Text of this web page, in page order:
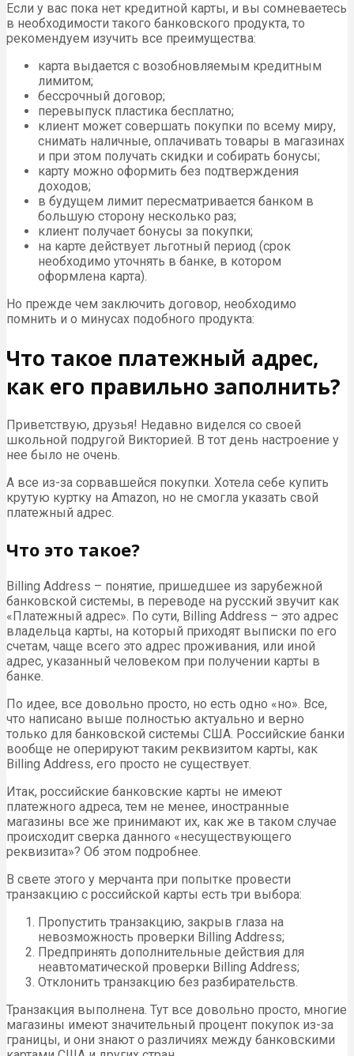
Если у вас пока нет кредитной карты, и вы сомневаетесь
в необходимости такого банковского продукта, то
рекомендуем изучить все преимущества:
карта выдается с возобновляемым кредитным
лимитом;
бессрочный договор;
перевыпуск пластика бесплатно;
клиент может совершать покупки по всему миру,
снимать наличные, оплачивать товары в магазинах
и при этом получать скидки и собирать бонусы;
карту можно оформить без подтверждения
доходов;
в будущем лимит пересматривается банком в
большую сторону несколько раз;
клиент получает бонусы за покупки;
на карте действует льготный период (срок
необходимо уточнять в банке, в котором
оформлена карта).
Но прежде чем заключить договор, необходимо
помнить и о минусах подобного продукта:
Что такое платежный адрес,
как его правильно заполнить?
Приветствую, друзья! Недавно виделся со своей
школьной подругой Викторией. В тот день настроение у
нее было не очень.
А все из-за сорвавшейся покупки. Хотела себе купить
крутую куртку на Amazon, но не смогла указать свой
платежный адрес.
Что это такое?
Billing Address – понятие, пришедшее из зарубежной
банковской системы, в переводе на русский звучит как
«Платежный адрес». По сути, Billing Address – это адрес
владельца карты, на который приходят выписки по его
счетам, чаще всего это адрес проживания, или иной
адрес, указанный человеком при получении карты в
банке.
По идее, все довольно просто, но есть одно «но». Все,
что написано выше полностью актуально и верно
только для банковской системы США. Российские банки
вообще не оперируют таким реквизитом карты, как
Billing Address, его просто не существует.
Итак, российские банковские карты не имеют
платежного адреса, тем не менее, иностранные
магазины все же принимают их, как же в таком случае
происходит сверка данного «несуществующего
реквизита»? Об этом подробнее.
В свете этого у мерчанта при попытке провести
транзакцию с российской карты есть три выбора:
Пропустить транзакцию, закрыв глаза на
невозможность проверки Billing Address;
Предпринять дополнительные действия для
неавтоматической проверки Billing Address;
Отклонить транзакцию без разбирательств.
Транзакция выполнена. Тут все довольно просто, многие
магазины имеют значительный процент покупок из-за
границы, и они знают о различиях между банковскими